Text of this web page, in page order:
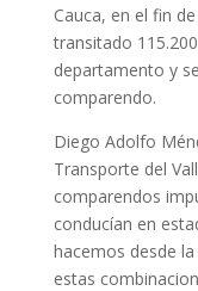
Cauca, en el fin
transitado
departamento y
comparendo.
Diego Adolfo
Transporte del
comparendos
conducían en
hacemos desde
estas